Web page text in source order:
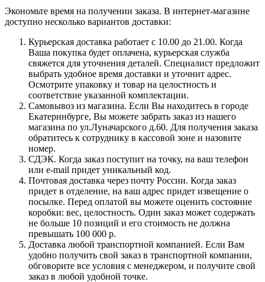
Экономьте время на получении заказа. В интернет-магазине
доступно несколько вариантов доставки:
Курьерская доставка работает с 10.00 до 21.00. Когда
Ваша покупка будет оплачена, курьерская служба
свяжется для уточнения деталей. Специалист предложит
выбрать удобное время доставки и уточнит адрес.
Осмотрите упаковку и товар на целостность и
соответствие указанной комплектации.
Самовывоз из магазина. Если Вы находитесь в городе
Екатеринбурге, Вы можете забрать заказ из нашего
магазина по ул.Луначарского д.60. Для получения заказа
обратитесь к сотруднику в кассовой зоне и назовите
номер.
СДЭК. Когда заказ поступит на точку, на ваш телефон
или e-mail придет уникальный код.
Почтовая доставка через почту России. Когда заказ
придет в отделение, на ваш адрес придет извещение о
посылке. Перед оплатой вы можете оценить состояние
коробки: вес, целостность. Один заказ может содержать
не больше 10 позиций и его стоимость не должна
превышать 100 000 р.
Доставка любой транспортной компанией. Если Вам
удобно получить свой заказ в транспортной компании,
обговорите все условия с менеджером, и получите свой
заказ в любой удобной точке.